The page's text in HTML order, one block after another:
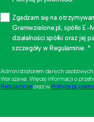
Zgadzam się na
Gramwzielone.pl, spółki
działalności spółki oraz jej
szczegóły w Regulaminie. *
Administratorem danych
Warszawa. Więcej informacji o
Regulaminieoraz w Polityce